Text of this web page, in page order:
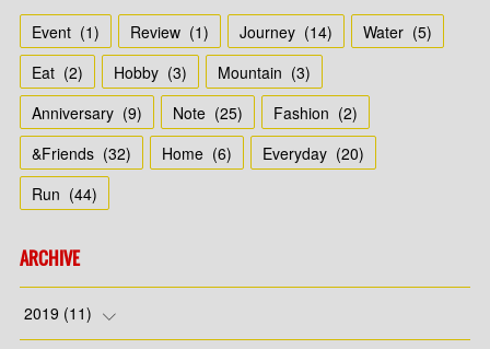
Event (1) Review (1) Journey (14) Water (5)
Eat (2) Hobby (3) Mountain (3)
Anniversary (9) Note (25) Fashion (2)
&Friends (32) Home (6) Everyday (20)
Run (44)
ARCHIVE
2019 (11)